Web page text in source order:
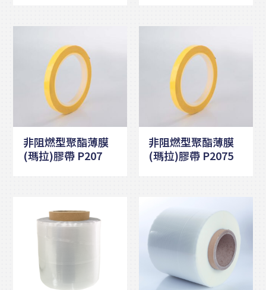
非阻燃型聚酯薄膜
(瑪拉)膠帶 P207
非阻燃型聚酯薄膜
(瑪拉)膠帶 P2075